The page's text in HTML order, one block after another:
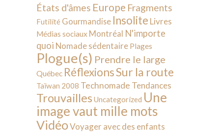
États d'âmes Europe Fragments
Futilité Gourmandise Insolite Livres
Médias sociaux Montréal N'importe
quoi Nomade sédentaire Plages
Plogue(s) Prendre le large
Québec RéflexionsSur la route
Taïwan 2008 Technomade Tendances
Trouvailles Uncategorized Une
image vaut mille mots
VidéoVoyager avec des enfants